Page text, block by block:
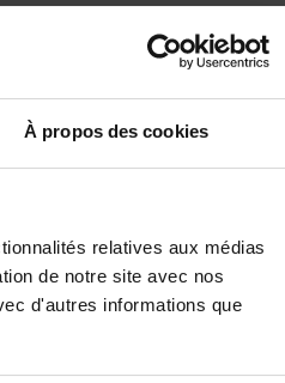
À propos des cookies
relatives aux médias
de notre site avec nos
d'autres informations que